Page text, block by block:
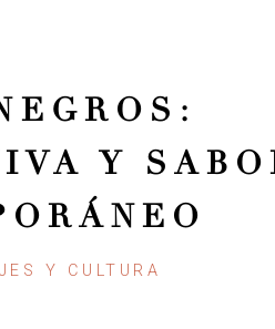
Y
Y CULTURA